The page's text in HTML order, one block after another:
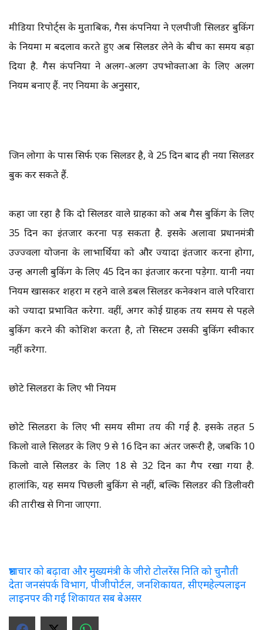
मीडिया रिपोर्ट्स के मुताबिक, गैस कंपनियों ने एलपीजी सिलेंडर बुकिंग
के नियमों में बदलाव करते हुए अब सिलेंडर लेने के बीच का समय बढ़ा
दिया है. गैस कंपनियों ने अलग-अलग उपभोक्ताओं के लिए अलग
नियम बनाए हैं. नए नियमों के अनुसार,
जिन लोगों के पास सिर्फ एक सिलेंडर है, वे 25 दिन बाद ही नया सिलेंडर
बुक कर सकते हैं.
कहा जा रहा है कि दो सिलेंडर वाले ग्राहकों को अब गैस बुकिंग के लिए
35 दिन का इंतजार करना पड़ सकता है. इसके अलावा प्रधानमंत्री
उज्ज्वला योजना के लाभार्थियों को और ज्यादा इंतजार करना होगा,
उन्हें अगली बुकिंग के लिए 45 दिन का इंतजार करना पड़ेगा. यानी नया
नियम खासकर शहरों में रहने वाले डबल सिलेंडर कनेक्शन वाले परिवारों
को ज्यादा प्रभावित करेगा. वहीं, अगर कोई ग्राहक तय समय से पहले
बुकिंग करने की कोशिश करता है, तो सिस्टम उसकी बुकिंग स्वीकार
नहीं करेगा.
छोटे सिलेंडरों के लिए भी नियम
छोटे सिलेंडरों के लिए भी समय सीमा तय की गई है. इसके तहत 5
किलो वाले सिलेंडर के लिए 9 से 16 दिन का अंतर जरूरी है, जबकि 10
किलो वाले सिलेंडर के लिए 18 से 32 दिन का गैप रखा गया है.
हालांकि, यह समय पिछली बुकिंग से नहीं, बल्कि सिलेंडर की डिलीवरी
की तारीख से गिना जाएगा.
भ्रष्टाचार को बढ़ावा और मुख्यमंत्री के जीरो टोलरेंस निति को चुनौती
देता जनसंपर्क विभाग, पीजीपोर्टल, जनशिकायत, सीएमहेल्पलाइन
लाइनपर की गई शिकायत सब बेअसर